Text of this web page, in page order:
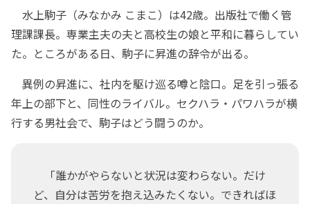
水上駒子（みなかみ こまこ）は42歳。出版社で働く管
理課課長。専業主夫の夫と高校生の娘と平和に暮らしてい
た。ところがある日、駒子に昇進の辞令が出る。
異例の昇進に、社内を駆け巡る噂と陰口。足を引っ張る
年上の部下と、同性のライバル。セクハラ・パワハラが横
行する男社会で、駒子はどう闘うのか。
「誰かがやらないと状況は変わらない。だけ
ど、自分は苦労を抱え込みたくない。できればほ